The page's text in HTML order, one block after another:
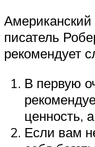
писатель
рекомендует
В первую
ценность,
Если вам